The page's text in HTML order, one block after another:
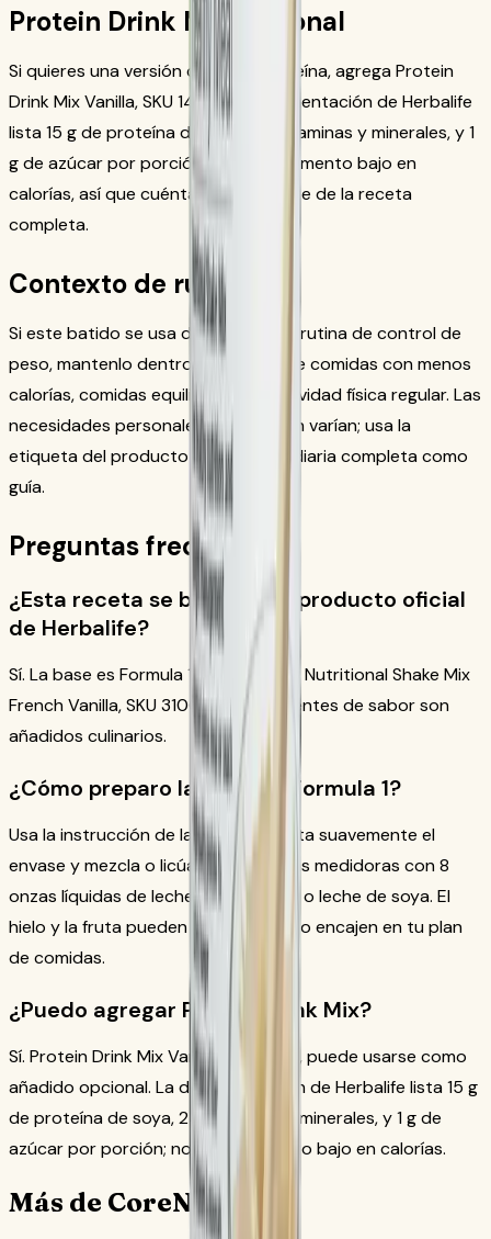
Protein Drink Mix opcional
Si quieres una versión con más proteína, agrega Protein
Drink Mix Vanilla, SKU 1426. La documentación de Herbalife
lista 15 g de proteína de soya, 24 vitaminas y minerales, y 1
g de azúcar por porción. No es un alimento bajo en
calorías, así que cuéntalo como parte de la receta
completa.
Contexto de rutina
Si este batido se usa dentro de una rutina de control de
peso, mantenlo dentro de un plan de comidas con menos
calorías, comidas equilibradas y actividad física regular. Las
necesidades personales de nutrición varían; usa la
etiqueta del producto y tu ingesta diaria completa como
guía.
Preguntas frecuentes
¿Esta receta se basa en un producto oficial
de Herbalife?
Sí. La base es Formula 1 Healthy Meal Nutritional Shake Mix
French Vanilla, SKU 3106. Los ingredientes de sabor son
añadidos culinarios.
¿Cómo preparo la base de Formula 1?
Usa la instrucción de la etiqueta: agita suavemente el
envase y mezcla o licúa 2 cucharadas medidoras con 8
onzas líquidas de leche descremada o leche de soya. El
hielo y la fruta pueden usarse cuando encajen en tu plan
de comidas.
¿Puedo agregar Protein Drink Mix?
Sí. Protein Drink Mix Vanilla, SKU 1426, puede usarse como
añadido opcional. La documentación de Herbalife lista 15 g
de proteína de soya, 24 vitaminas y minerales, y 1 g de
azúcar por porción; no es un alimento bajo en calorías.
Más de CoreNutri